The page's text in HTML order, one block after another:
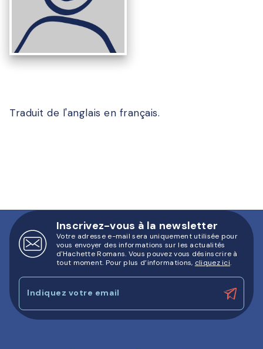
Traduit de l'anglais en français.
Inscrivez-vous à la newsletter
Votre adresse e-mail sera uniquement utilisée pour
vous envoyer des informations sur les actualités
d'Hachette Romans. Vous pouvez vous désinscrire à
tout moment. Pour plus d’informations, cliquez ici.
Indiquez votre email